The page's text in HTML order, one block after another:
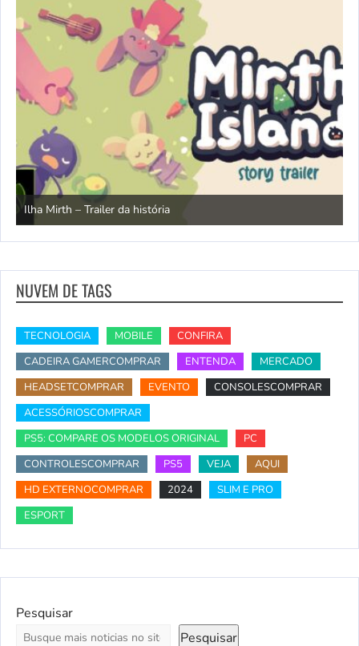
Ilha Mirth – Trailer da história
NUVEM DE TAGS
TECNOLOGIA MOBILE
CONFIRA
CADEIRA GAMERCOMPRAR
ENTENDA
MERCADO
HEADSETCOMPRAR
EVENTO
CONSOLESCOMPRAR
ACESSÓRIOSCOMPRAR
PS5: COMPARE OS MODELOS ORIGINAL
PC
CONTROLESCOMPRAR
PS5 VEJA
AQUI
HD EXTERNOCOMPRAR
2024
SLIM E PRO
ESPORT
Pesquisar
Pesquisar